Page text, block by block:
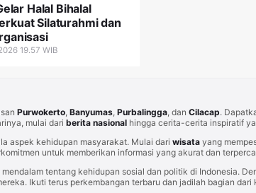
Halal Bihalal
Silaturahmi dan
19.57 WIB
Purwokerto Banyumas Purbalingga , dan Cilacap.
mulai dari berita nasional hingga cerita-cerita inspiratif
aspek kehidupan masyarakat. Mulai dari wisatayang
untuk memberikan informasi yang akurat dan
tentang kehidupan sosial dan politik di Indonesia.
Ikuti terus perkembangan terbaru dan jadilah bagian